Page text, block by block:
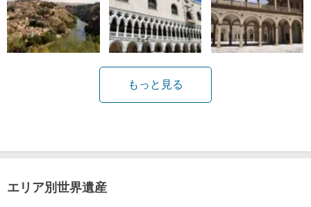
もっと見る
エリア別世界遺産